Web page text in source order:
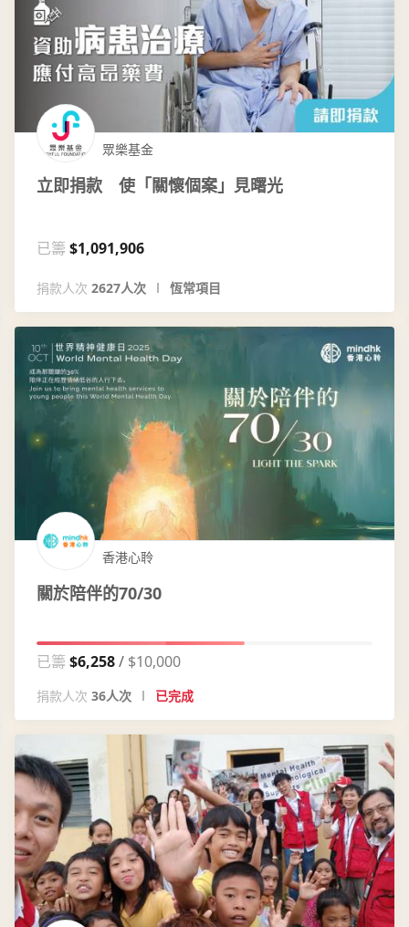
眾樂基金
立即捐款 使「關懷個案」見曙光
已籌 $1,091,906
捐款人次 2627人次 恆常項目
香港心聆
關於陪伴的70/30
已籌 $6,258 $10,000
捐款人次 36人次 已完成